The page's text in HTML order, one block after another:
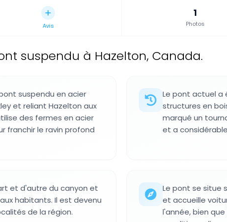
Avis
1
Photos
suspendu à Hazelton, Canada.
suspendu en acier
et reliant Hazelton aux
des fermes en acier
franchir le ravin profond
Le pont actuel a
structures en
marqué un
et a
et d'autre du canyon et
habitants. Il est devenu
de la région.
Le pont se situe
et accueille
l'année, bien